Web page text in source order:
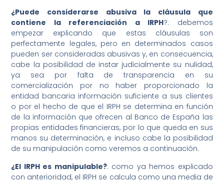
¿Puede considerarse abusiva la cláusula que
contiene la referenciación a IRPH?: debemos
empezar explicando que estas cláusulas son
perfectamente legales, pero en determinados casos
pueden ser consideradas abusivas y, en consecuencia,
cabe la posibilidad de instar judicialmente su nulidad,
ya sea por falta de transparencia en su
comercialización por no haber proporcionado la
entidad bancaria información suficiente a sus clientes
o por el hecho de que el IRPH se determina en función
de la información que ofrecen al Banco de España las
propias entidades financieras, por lo que queda en sus
manos su determinación, e incluso cabe la posibilidad
de su manipulación como veremos a continuación.
¿El IRPH es manipulable?: como ya hemos explicado
con anterioridad, el IRPH se calcula como una media de